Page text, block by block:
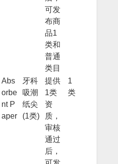
可发
布商
品1
类和
普通
类目
Abs
orbe
nt P
aper
牙科
吸潮
纸尖
(1类)
提供
1类
资
质，
审核
通过
后，
1
类